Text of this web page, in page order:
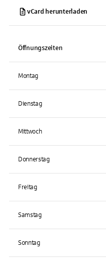
vCard herunterladen
Öffnungszeiten
Montag
Dienstag
Mittwoch
Donnerstag
Freitag
Samstag
Sonntag